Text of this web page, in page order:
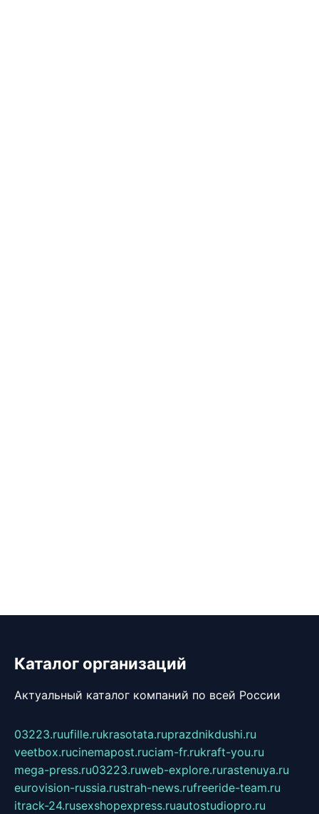
Каталог организаций
Актуальный каталог компаний по всей России
03223.ruufille.rukrasotata.ruprazdnikdushi.ru
veetbox.rucinemapost.ruciam-fr.rukraft-you.ru
mega-press.ru03223.ruweb-explore.rurastenuya.ru
eurovision-russia.rustrah-news.rufreeride-team.ru
itrack-24.rusexshopexpress.ruautostudiopro.ru